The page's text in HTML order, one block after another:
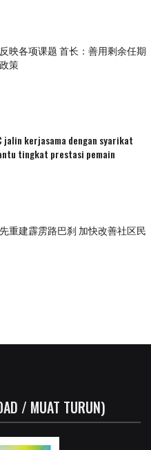
映各项课题 首长：善用剩余任期
策
jalin kerjasama dengan syarikat
tingkat prestasi pemain
重建霹雳路巴刹 加快改善社区民
/ MUAT TURUN)